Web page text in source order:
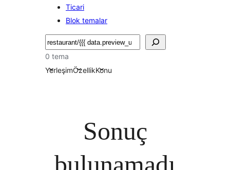
Ticari
Blok temalar
Ara
0 tema
YerleşimÖzellikKonu
Sonuç
bulunamadı